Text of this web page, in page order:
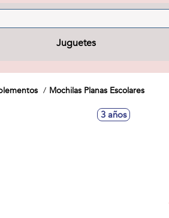
Juguetes
Mochilas Planas Escolares
3 años